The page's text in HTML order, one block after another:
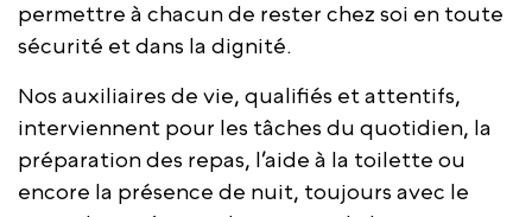
permettre à chacun de rester chez soi en toute
sécurité et dans la dignité.
Nos auxiliaires de vie, qualifiés et attentifs,
interviennent pour les tâches du quotidien, la
préparation des repas, l’aide à la toilette ou
encore la présence de nuit, toujours avec le